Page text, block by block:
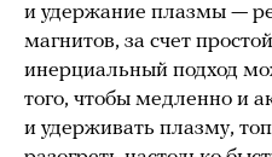
и удержание плазмы —
магнитов, за счет
инерциальный подход
того, чтобы медленно и
и удерживать плазму,